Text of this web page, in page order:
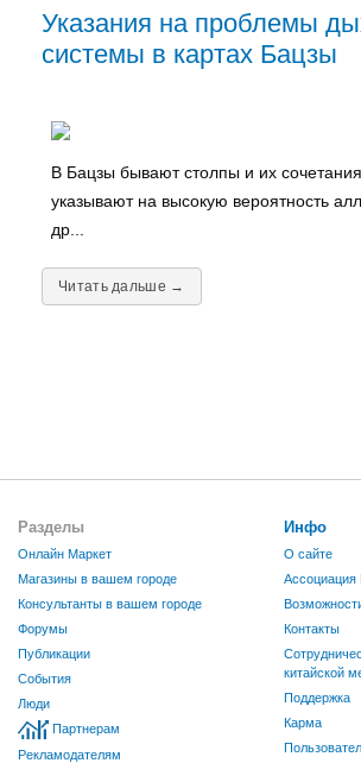
Указания на проблемы
системы в картах Бацзы
В Бацзы бывают столпы и их
указывают на высокую вероятность
др...
Читать дальше →
Разделы
Онлайн Маркет
Магазины в вашем городе
Консультанты в вашем городе
Форумы
Публикации
События
Люди
Партнерам
Рекламодателям
Инфо
О сайте
Ассоциация
Контакты
китайской
Поддержка
Карма